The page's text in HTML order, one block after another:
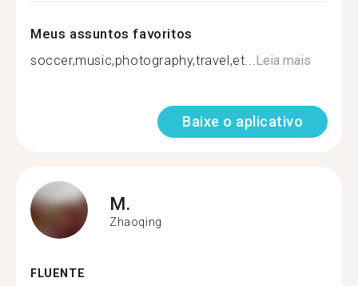
Meus assuntos favoritos
soccer,music,photography,travel,et... Leia mais
Baixe o aplicativo
M.
Zhaoqing
FLUENTE